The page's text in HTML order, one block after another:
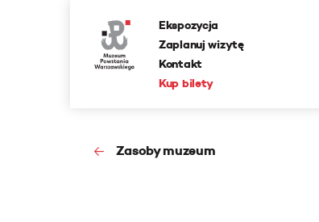
Ekspozycja
Zaplanuj wizytę
Kontakt
Kup bilety
Zasoby muzeum